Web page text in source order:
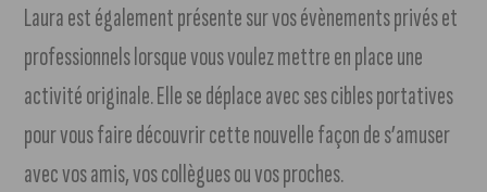
Laura est également présente sur vos évènements privés et
professionnels lorsque vous voulez mettre en place une
activité originale. Elle se déplace avec ses cibles portatives
pour vous faire découvrir cette nouvelle façon de s’amuser
avec vos amis, vos collègues ou vos proches.